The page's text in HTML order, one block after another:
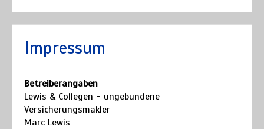
Impressum
Betreiberangaben
Lewis & Collegen - ungebundene
Versicherungsmakler
Marc Lewis